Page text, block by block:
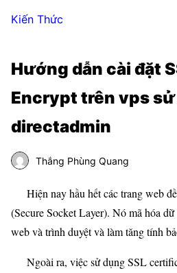
Kiến Thức
Hướng dẫn cài đặt
Encrypt trên vps
directadmin
Thắng Phùng Quang
Hiện nay hầu hết các trang web
(Secure Socket Layer). Nó mã hóa
web và trình duyệt và làm tăng tính
Ngoài ra, việc sử dụng SSL